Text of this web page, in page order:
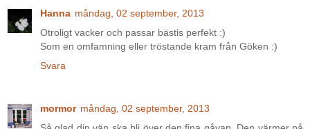
Hanna måndag, 02 september, 2013
Otroligt vacker och passar bästis perfekt :)
Som en omfamning eller tröstande kram från Göken :)
Svara
mormor måndag, 02 september, 2013